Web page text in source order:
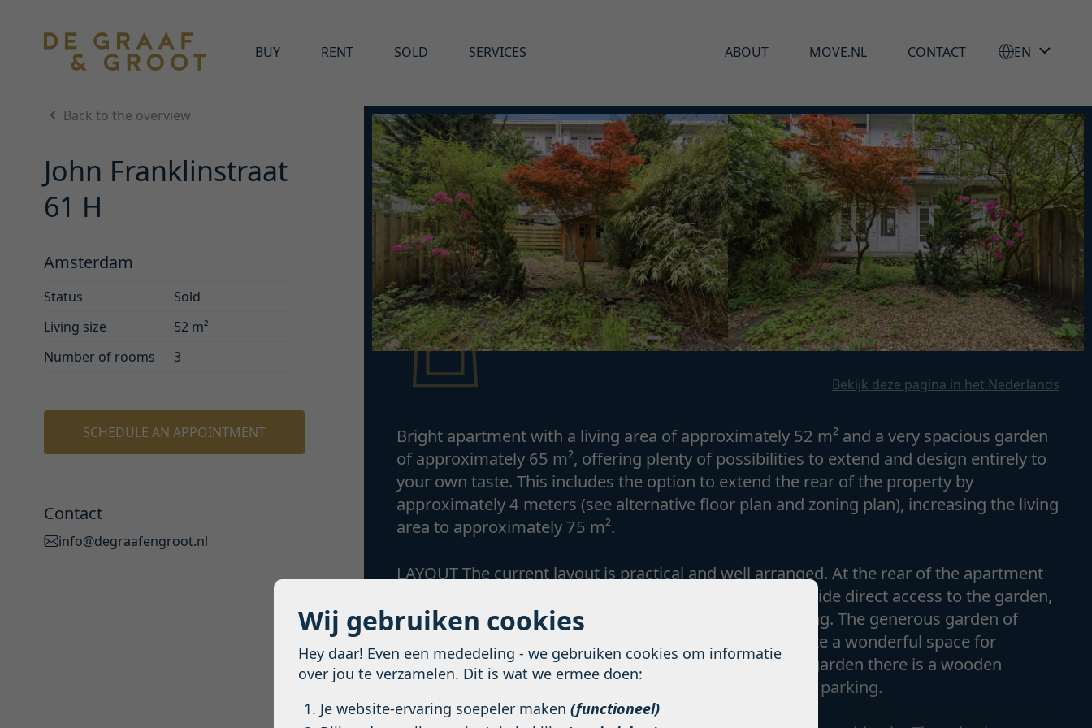
Wij gebruiken cookies
Hey daar! Even een mededeling - we gebruiken cookies om informatie
over jou te verzamelen. Dit is wat we ermee doen:
Je website-ervaring soepeler maken (functioneel)
BUY RENT SOLD SERVICES ABOUT MOVE.NL CONTACT EN
Back to the overview
John Franklinstraat
61 H
Amsterdam
Status
Sold
Living size
52 m²
Number of rooms
3
SCHEDULE AN APPOINTMENT
Contact
info@degraafengroot.nl
Bekijk deze pagina in het Nederlands
Bright apartment with a living area of approximately 52 m² and a very spacious garden
of approximately 65 m², offering plenty of possibilities to extend and design entirely to
your own taste. This includes the option to extend the rear of the property by
approximately 4 meters (see alternative floor plan and zoning plan), increasing the living
area to approximately 75 m².
LAYOUT The current layout is practical and well arranged. At the rear of the apartment
are two bedrooms and the kitchen. All three rooms provide direct access to the garden,
creating a natural flow between indoor and outdoor living. The generous garden of
approximately 65 m² offers endless possibilities to create a wonderful space for
relaxing, dining, or enjoying the sun. At the back of the garden there is a wooden
shed/storage unit, ideal for additional storage or bicycle parking.